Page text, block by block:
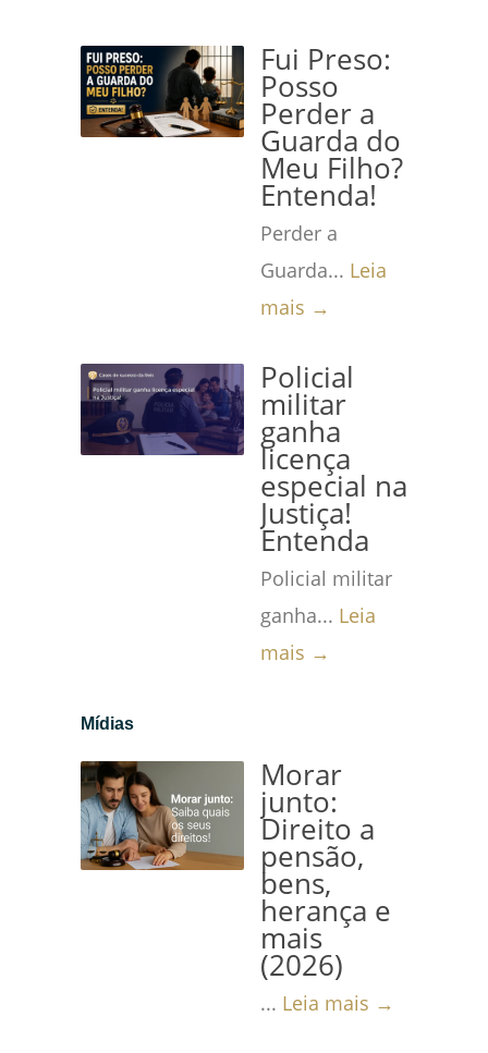
Fui Preso:
Posso
Perder a
Guarda do
Meu Filho?
Entenda!
Perder a
Guarda... Leia
mais →
Policial
militar
ganha
licença
especial na
Justiça!
Entenda
Policial militar
ganha... Leia
mais →
Mídias
Morar
junto:
Direito a
pensão,
bens,
herança e
mais
(2026)
... Leia mais →